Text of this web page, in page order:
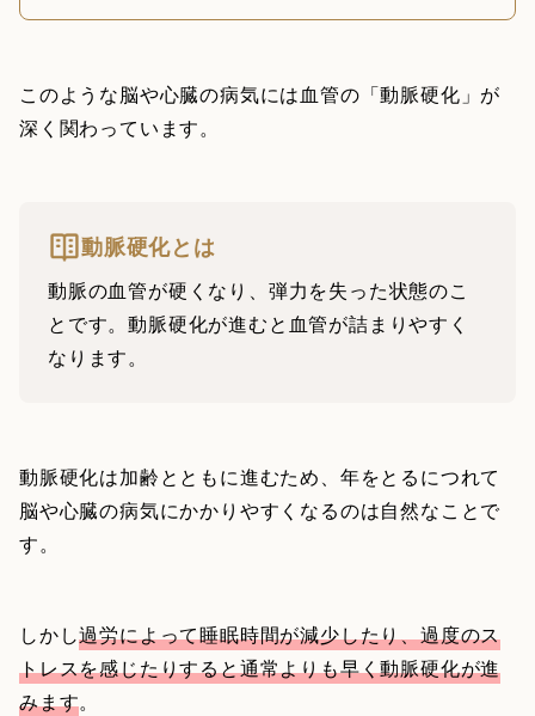
このような脳や心臓の病気には血管の「動脈硬化」が
深く関わっています。
動脈硬化とは
動脈の血管が硬くなり、弾力を失った状態のこ
とです。動脈硬化が進むと血管が詰まりやすく
なります。
動脈硬化は加齢とともに進むため、年をとるにつれて
脳や心臓の病気にかかりやすくなるのは自然なことで
す。
しかし過労によって睡眠時間が減少したり、過度のス
トレスを感じたりすると通常よりも早く動脈硬化が進
みます。